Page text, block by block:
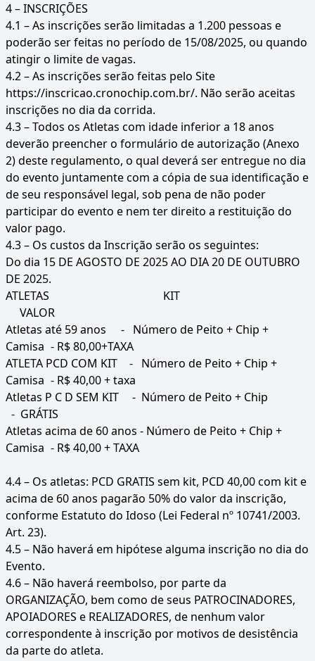
4 – INSCRIÇÕES
4.1 – As inscrições serão limitadas a 1.200 pessoas e
poderão ser feitas no período de 15/08/2025, ou quando
atingir o limite de vagas.
4.2 – As inscrições serão feitas pelo Site
https://inscricao.cronochip.com.br/. Não serão aceitas
inscrições no dia da corrida.
4.3 – Todos os Atletas com idade inferior a 18 anos
deverão preencher o formulário de autorização (Anexo
2) deste regulamento, o qual deverá ser entregue no dia
do evento juntamente com a cópia de sua identificação e
de seu responsável legal, sob pena de não poder
participar do evento e nem ter direito a restituição do
valor pago.
4.3 – Os custos da Inscrição serão os seguintes:
Do dia 15 DE AGOSTO DE 2025 AO DIA 20 DE OUTUBRO
DE 2025.
ATLETAS
KIT
VALOR
Atletas até 59 anos
- Número de Peito + Chip +
Camisa - R$ 80,00+TAXA
ATLETA PCD COM KIT
- Número de Peito + Chip +
Camisa - R$ 40,00 + taxa
Atletas P C D SEM KIT
- Número de Peito + Chip
- GRÁTIS
Atletas acima de 60 anos - Número de Peito + Chip +
Camisa - R$ 40,00 + TAXA
4.4 – Os atletas: PCD GRATIS sem kit, PCD 40,00 com kit e
acima de 60 anos pagarão 50% do valor da inscrição,
conforme Estatuto do Idoso (Lei Federal nº 10741/2003.
Art. 23).
4.5 – Não haverá em hipótese alguma inscrição no dia do
Evento.
4.6 – Não haverá reembolso, por parte da
ORGANIZAÇÃO, bem como de seus PATROCINADORES,
APOIADORES e REALIZADORES, de nenhum valor
correspondente à inscrição por motivos de desistência
da parte do atleta.